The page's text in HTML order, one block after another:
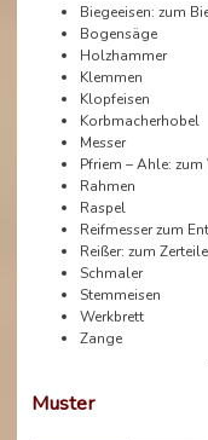
Biegeeisen: zum
Bogensäge
Holzhammer
Klemmen
Klopfeisen
Korbmacherhobel
Messer
Pfriem – Ahle:
Rahmen
Raspel
Reifmesser zum
Reißer: zum
Schmaler
Stemmeisen
Werkbrett
Zange
Muster